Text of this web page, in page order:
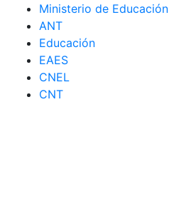
Ministerio de Educación
ANT
Educación
EAES
CNEL
CNT